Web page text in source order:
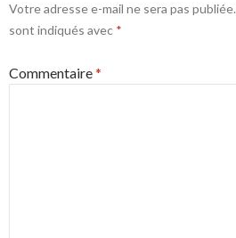
Votre adresse e-mail ne sera pas publiée.
sont indiqués avec *
Commentaire*